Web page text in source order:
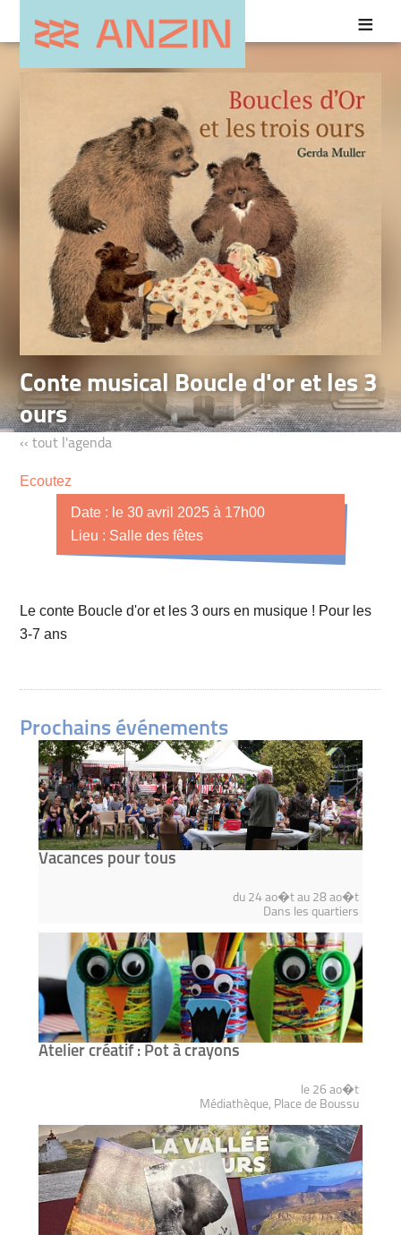
Conte musical Boucle d'or et les 3
ours
‹‹ tout l'agenda
Ecoutez
Date : le 30 avril 2025 à 17h00
Lieu : Salle des fêtes
Le conte Boucle d'or et les 3 ours en musique ! Pour les
3-7 ans
Prochains événements
Vacances pour tous
du 24 ao�t au 28 ao�t
Dans les quartiers
Atelier créatif : Pot à crayons
le 26 ao�t
Médiathèque, Place de Boussu